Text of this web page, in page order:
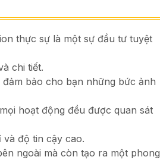
thực sự là một sự đầu tư tuyệt
chi tiết.
bảo cho bạn những bức ảnh
hoạt động đều được quan sát
và độ tin cậy cao.
ngoài mà còn tạo ra một phong